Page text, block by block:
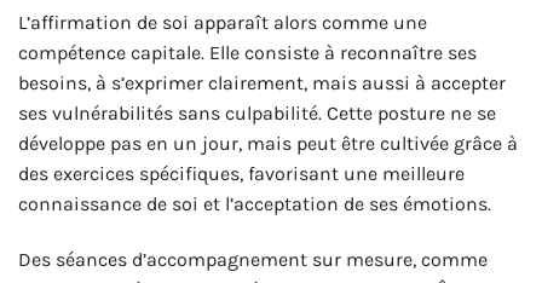
L’affirmation de soi apparaît alors comme une
compétence capitale. Elle consiste à reconnaître ses
besoins, à s’exprimer clairement, mais aussi à accepter
ses vulnérabilités sans culpabilité. Cette posture ne se
développe pas en un jour, mais peut être cultivée grâce à
des exercices spécifiques, favorisant une meilleure
connaissance de soi et l’acceptation de ses émotions.
Des séances d’accompagnement sur mesure, comme